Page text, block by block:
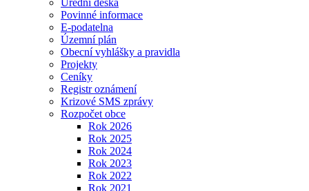
Úřední deska
Povinné informace
E-podatelna
Územní plán
Obecní vyhlášky a pravidla
Projekty
Ceníky
Registr oznámení
Krizové SMS zprávy
Rozpočet obce
Rok 2026
Rok 2025
Rok 2024
Rok 2023
Rok 2022
Rok 2021